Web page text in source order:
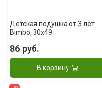
Детская подушка от 3 лет
Bimbo, 30x49
86 руб.
В корзину
-15%